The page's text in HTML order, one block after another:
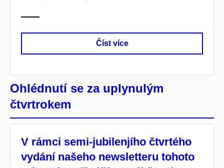
Číst více
Ohlédnutí se za uplynulým
čtvrtrokem
V rámci semi-jubilenjího čtvrtého
vydání našeho newsletteru tohoto